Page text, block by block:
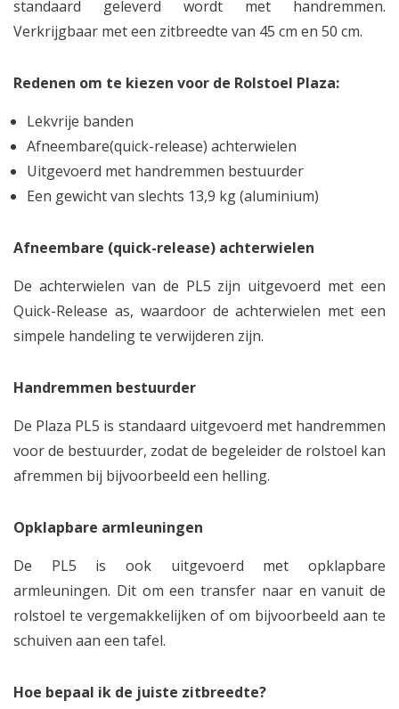
standaard geleverd wordt met handremmen.
Verkrijgbaar met een zitbreedte van 45 cm en 50 cm.
Redenen om te kiezen voor de Rolstoel Plaza:
Lekvrije banden
Afneembare(quick-release) achterwielen
Uitgevoerd met handremmen bestuurder
Een gewicht van slechts 13,9 kg (aluminium)
Afneembare (quick-release) achterwielen
De achterwielen van de PL5 zijn uitgevoerd met een
Quick-Release as, waardoor de achterwielen met een
simpele handeling te verwijderen zijn.
Handremmen bestuurder
De Plaza PL5 is standaard uitgevoerd met handremmen
voor de bestuurder, zodat de begeleider de rolstoel kan
afremmen bij bijvoorbeeld een helling.
Opklapbare armleuningen
De PL5 is ook uitgevoerd met opklapbare
armleuningen. Dit om een transfer naar en vanuit de
rolstoel te vergemakkelijken of om bijvoorbeeld aan te
schuiven aan een tafel.
Hoe bepaal ik de juiste zitbreedte?